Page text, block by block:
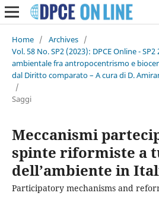
Home / Archives /
Vol. 58 No. SP2 (2023): DPCE Online -
ambientale fra antropocentrismo e
dal Diritto comparato – A cura di D.
/
Saggi
Meccanismi
spinte riformiste a
dell’ambiente in
Participatory mechanisms and